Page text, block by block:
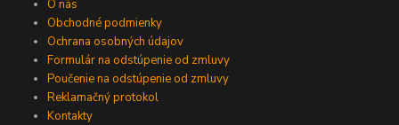
O nás
Obchodné podmienky
Ochrana osobných údajov
Formulár na odstúpenie od zmluvy
Poučenie na odstúpenie od zmluvy
Reklamačný protokol
Kontakty